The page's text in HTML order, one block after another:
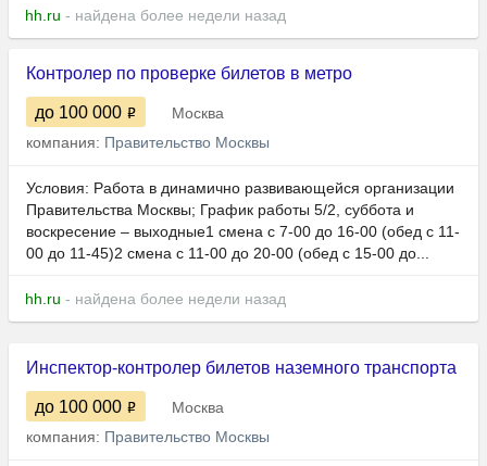
hh.ru - найдена более недели назад
Контролер по проверке билетов в метро
до 100 000
Москва
компания: Правительство Москвы
Условия: Работа в динамично развивающейся организации
Правительства Москвы; График работы 5/2, cуббота и
воскресение – выходные1 смена с 7-00 до 16-00 (обед с 11-
00 до 11-45)2 смена с 11-00 до 20-00 (обед с 15-00 до...
hh.ru - найдена более недели назад
Инспектор-контролер билетов наземного транспорта
до 100 000
Москва
компания: Правительство Москвы